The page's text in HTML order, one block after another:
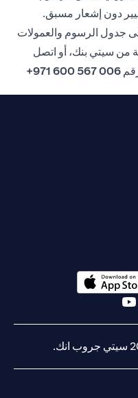
دون إشعار مسبق.
جدول الرسوم والعمولات
من سيتي بنك، أو اتصل
006 567 600 971+